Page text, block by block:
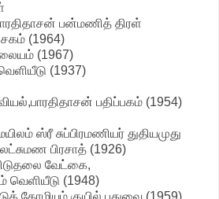
பன்மணித் திரள்
(1964)
(1967)
வெளியீடு (1937)
பதிப்பகம் (1954)
ஸ்ரீ சுப்பிரமணியர் துதியமுது
பிரசாத் (1926)
வேட்கை,
வெளியீடு (1948)